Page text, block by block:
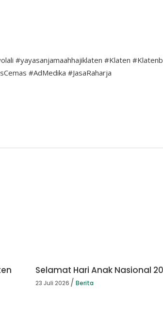
#yayasanjamaahhajiklaten #Klaten
#AdMedika #JasaRaharja
Selamat Hari Anak Nasional
23 Juli 2026 Berita